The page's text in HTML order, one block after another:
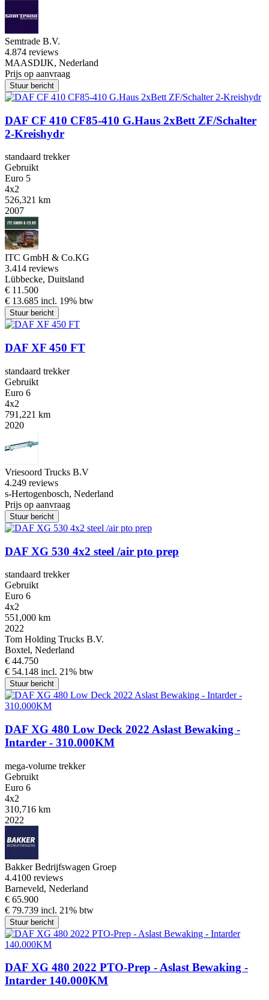
Semtrade B.V.
4.874 reviews
MAASDIJK, Nederland
Prijs op aanvraag
Stuur bericht
DAF CF 410 CF85-410 G.Haus 2xBett ZF/Schalter
2-Kreishydr
standaard trekker
Gebruikt
Euro 5
4x2
526,321 km
2007
ITC GmbH & Co.KG
3.414 reviews
Lübbecke, Duitsland
€ 11.500
€ 13.685 incl. 19% btw
Stuur bericht
DAF XF 450 FT
standaard trekker
Gebruikt
Euro 6
4x2
791,221 km
2020
Vriesoord Trucks B.V
4.249 reviews
s-Hertogenbosch, Nederland
Prijs op aanvraag
Stuur bericht
DAF XG 530 4x2 steel /air pto prep
standaard trekker
Gebruikt
Euro 6
4x2
551,000 km
2022
Tom Holding Trucks B.V.
Boxtel, Nederland
€ 44.750
€ 54.148 incl. 21% btw
Stuur bericht
DAF XG 480 Low Deck 2022 Aslast Bewaking -
Intarder - 310.000KM
mega-volume trekker
Gebruikt
Euro 6
4x2
310,716 km
2022
Bakker Bedrijfswagen Groep
4.4100 reviews
Barneveld, Nederland
€ 65.900
€ 79.739 incl. 21% btw
Stuur bericht
DAF XG 480 2022 PTO-Prep - Aslast Bewaking -
Intarder 140.000KM